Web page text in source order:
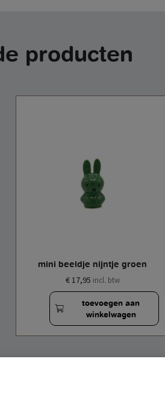
producten
mini beeldje nijntje groen
€ 17,95 incl. btw
toevoegen aan
winkelwagen